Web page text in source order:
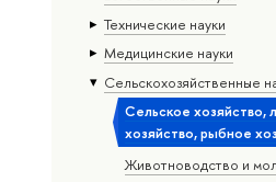
Тех­ничес­кие науки
Медицинские науки
Сельскохозяйственные
Сельское хозяйство,
хозяйство, рыбное
Животноводство и